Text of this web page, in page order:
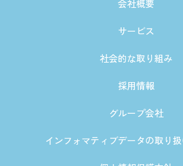
会社概要
サービス
社会的な取り組み
採用情報
グループ会社
インフォマティブデータの取り